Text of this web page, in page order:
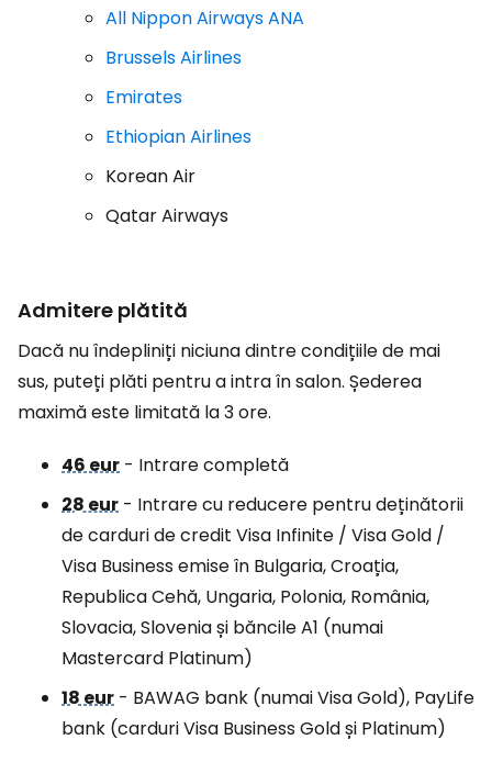
All Nippon Airways ANA
Brussels Airlines
Emirates
Ethiopian Airlines
Korean Air
Qatar Airways
Admitere plătită
Dacă nu îndepliniți niciuna dintre condițiile de mai
sus, puteți plăti pentru a intra în salon. Șederea
maximă este limitată la 3 ore.
46 eur - Intrare completă
28 eur - Intrare cu reducere pentru deținătorii
de carduri de credit Visa Infinite / Visa Gold /
Visa Business emise în Bulgaria, Croația,
Republica Cehă, Ungaria, Polonia, România,
Slovacia, Slovenia și băncile A1 (numai
Mastercard Platinum)
18 eur - BAWAG bank (numai Visa Gold), PayLife
bank (carduri Visa Business Gold și Platinum)